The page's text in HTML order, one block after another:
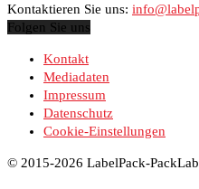
Kontaktieren Sie uns:
Folgen Sie uns
Kontakt
Mediadaten
Impressum
Datenschutz
Cookie-Einstellungen
© 2015-2026 LabelPack-